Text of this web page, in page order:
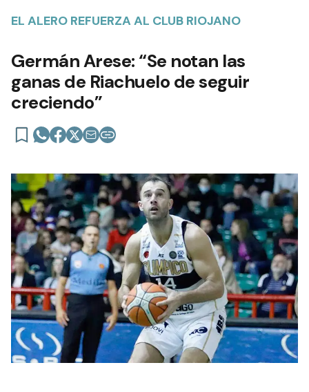
EL ALERO REFUERZA AL CLUB RIOJANO
Germán Arese: “Se notan las
ganas de Riachuelo de seguir
creciendo”